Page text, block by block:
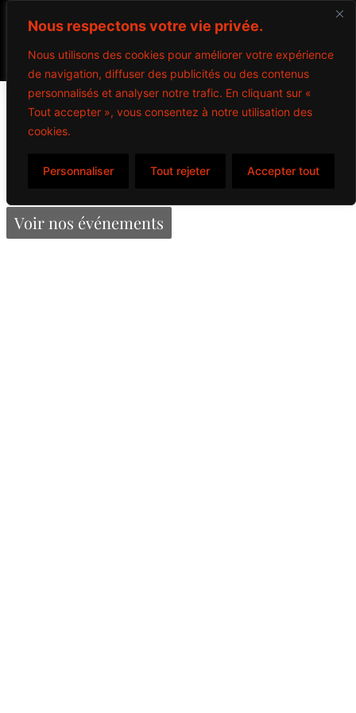
Nous respectons votre vie privée.
Nous utilisons des cookies pour améliorer votre expérience
de navigation, diffuser des publicités ou des contenus
personnalisés et analyser notre trafic. En cliquant sur «
Tout accepter », vous consentez à notre utilisation des
cookies.
Personnaliser Tout rejeter Accepter tout
Thé glacé
Voir nos événements
Propulsé par Miitems
Tous droits réservés – 2024